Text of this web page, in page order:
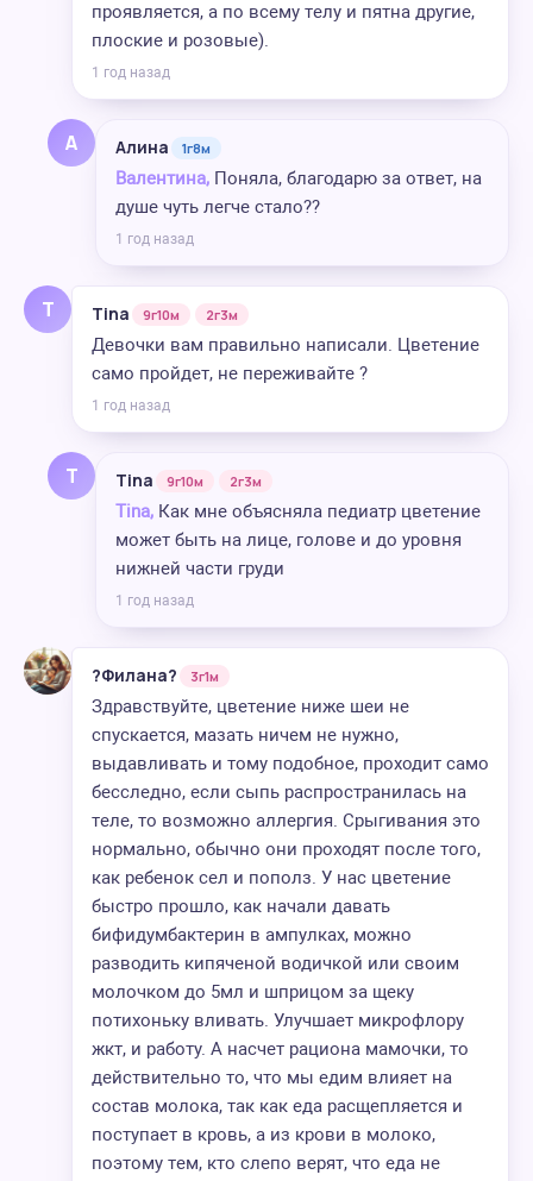
проявляется, а по всему телу и пятна другие,
плоские и розовые).
1 год назад
А Алина 1г8м
Валентина, Поняла, благодарю за ответ, на
душе чуть легче стало??
1 год назад
T Tina 9г10м 2г3м
Девочки вам правильно написали. Цветение
само пройдет, не переживайте ?
1 год назад
T Tina 9г10м 2г3м
Tina, Как мне объясняла педиатр цветение
может быть на лице, голове и до уровня
нижней части груди
1 год назад
?Филана? 3г1м
Здравствуйте, цветение ниже шеи не
спускается, мазать ничем не нужно,
выдавливать и тому подобное, проходит само
бесследно, если сыпь распространилась на
теле, то возможно аллергия. Срыгивания это
нормально, обычно они проходят после того,
как ребенок сел и пополз. У нас цветение
быстро прошло, как начали давать
бифидумбактерин в ампулках, можно
разводить кипяченой водичкой или своим
молочком до 5мл и шприцом за щеку
потихоньку вливать. Улучшает микрофлору
жкт, и работу. А насчет рациона мамочки, то
действительно то, что мы едим влияет на
состав молока, так как еда расщепляется и
поступает в кровь, а из крови в молоко,
поэтому тем, кто слепо верят, что еда не